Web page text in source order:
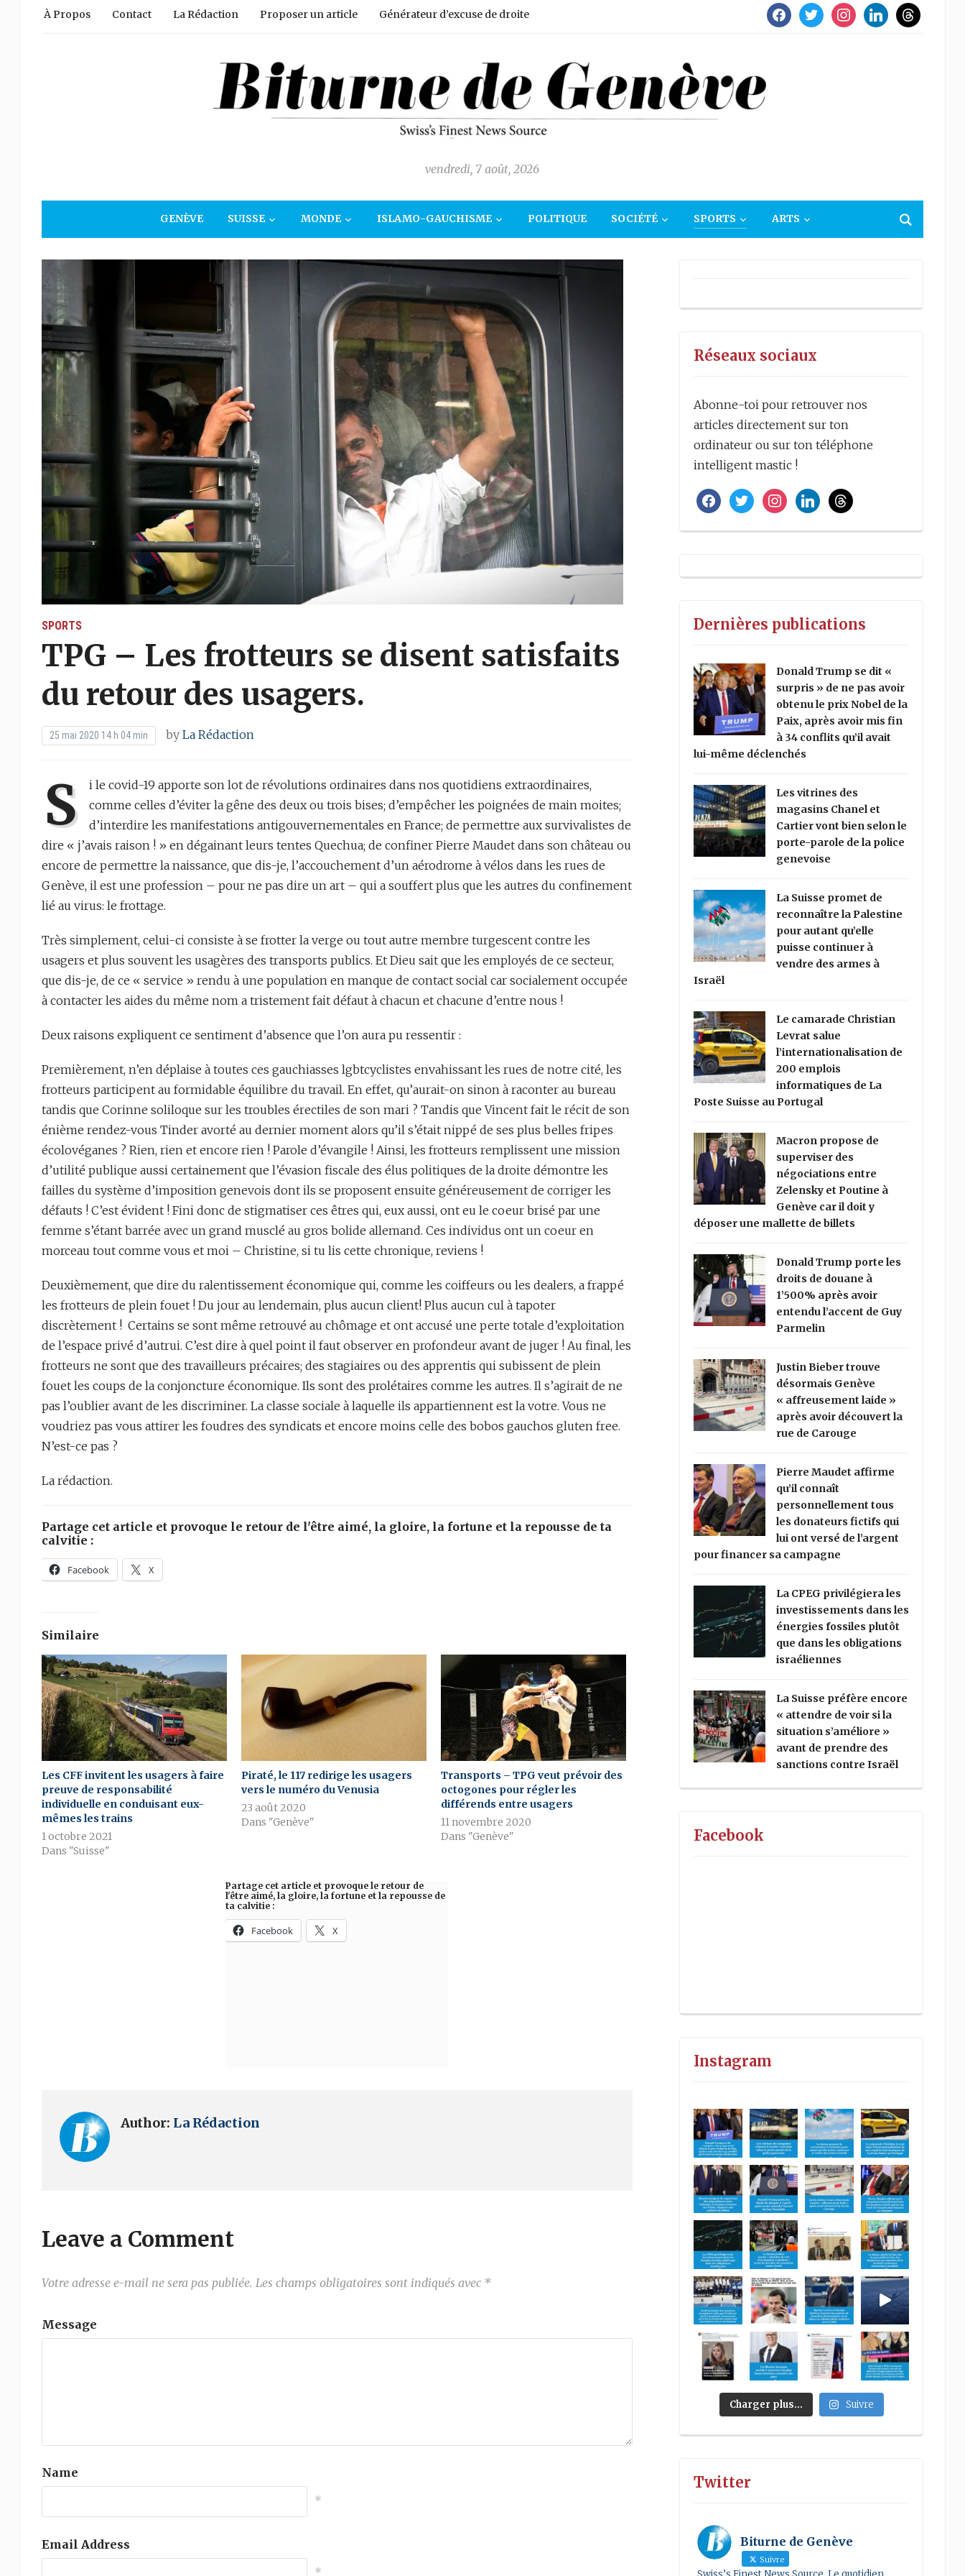
facebooktwitterinstagramlinkedinthreads
À Propos Contact La Rédaction Proposer un article Générateur d’excuse de droite
vendredi, 7 août, 2026
GENÈVE SUISSE MONDE ISLAMO-GAUCHISME POLITIQUE SOCIÉTÉ SPORTS ARTS
SPORTS
TPG – Les frotteurs se disent satisfaits
du retour des usagers.
25 mai 2020 14 h 04 min by La Rédaction
S
i le covid-19 apporte son lot de révolutions ordinaires dans nos quotidiens extraordinaires,
comme celles d’éviter la gêne des deux ou trois bises; d’empêcher les poignées de main moites;
d’interdire les manifestations antigouvernementales en France; de permettre aux survivalistes de
dire « j’avais raison ! » en dégainant leurs tentes Quechua; de confiner Pierre Maudet dans son château ou
encore de permettre la naissance, que dis-je, l’accouchement d’un aérodrome à vélos dans les rues de
Genève, il est une profession – pour ne pas dire un art – qui a souffert plus que les autres du confinement
lié au virus: le frottage.
Très simplement, celui-ci consiste à se frotter la verge ou tout autre membre turgescent contre les
usagers et plus souvent les usagères des transports publics. Et Dieu sait que les employés de ce secteur,
que dis-je, de ce « service » rendu à une population en manque de contact social car socialement occupée
à contacter les aides du même nom a tristement fait défaut à chacun et chacune d’entre nous !
Deux raisons expliquent ce sentiment d’absence que l’on aura pu ressentir :
Premièrement, n’en déplaise à toutes ces gauchiasses lgbtcyclistes envahissant les rues de notre cité, les
frotteurs participent au formidable équilibre du travail. En effet, qu’aurait-on sinon à raconter au bureau
tandis que Corinne soliloque sur les troubles érectiles de son mari ? Tandis que Vincent fait le récit de son
énième rendez-vous Tinder avorté au dernier moment alors qu’il s’était nippé de ses plus belles fripes
écolovéganes ? Rien, rien et encore rien ! Parole d’évangile ! Ainsi, les frotteurs remplissent une mission
d’utilité publique aussi certainement que l’évasion fiscale des élus politiques de la droite démontre les
failles du système d’imposition genevois dont ils se proposent ensuite généreusement de corriger les
défauts ! C’est évident ! Fini donc de stigmatiser ces êtres qui, eux aussi, ont eu le coeur brisé par une
femme s’étant barrée avec un grand musclé au gros bolide allemand. Ces individus ont un coeur en
morceau tout comme vous et moi – Christine, si tu lis cette chronique, reviens !
Deuxièmement, que dire du ralentissement économique qui, comme les coiffeurs ou les dealers, a frappé
les frotteurs de plein fouet ! Du jour au lendemain, plus aucun client! Plus aucun cul à tapoter
discrètement ! Certains se sont même retrouvé au chômage et ont accusé une perte totale d’exploitation
de l’espace privé d’autrui. C’est dire à quel point il faut observer en profondeur avant de juger ! Au final, les
frotteurs ne sont que des travailleurs précaires; des stagiaires ou des apprentis qui subissent de plein
fouet les coups de la conjoncture économique. Ils sont des prolétaires comme les autres. Il s’agirait de ne
pas l’oublier avant de les discriminer. La classe sociale à laquelle ils appartiennent est la votre. Vous ne
voudriez pas vous attirer les foudres des syndicats et encore moins celle des bobos gauchos gluten free.
N’est-ce pas ?
La rédaction.
Partage cet article et provoque le retour de l'être aimé, la gloire, la fortune et la repousse de ta
calvitie :
Facebook X
Similaire
Les CFF invitent les usagers à faire
preuve de responsabilité
individuelle en conduisant eux-
mêmes les trains
1 octobre 2021
Dans "Suisse"
Piraté, le 117 redirige les usagers
vers le numéro du Venusia
23 août 2020
Dans "Genève"
Transports – TPG veut prévoir des
octogones pour régler les
différends entre usagers
11 novembre 2020
Dans "Genève"
Author: La Rédaction
Leave a Comment
Votre adresse e-mail ne sera pas publiée. Les champs obligatoires sont indiqués avec *
Message
Name
*
Email Address
*
Réseaux sociaux
Abonne-toi pour retrouver nos
articles directement sur ton
ordinateur ou sur ton téléphone
intelligent mastic !
facebooktwitterinstagramlinkedinthreads
Dernières publications
Donald Trump se dit «
surpris » de ne pas avoir
obtenu le prix Nobel de la
Paix, après avoir mis fin
à 34 conflits qu’il avait
lui-même déclenchés
Les vitrines des
magasins Chanel et
Cartier vont bien selon le
porte-parole de la police
genevoise
La Suisse promet de
reconnaître la Palestine
pour autant qu’elle
puisse continuer à
vendre des armes à
Israël
Le camarade Christian
Levrat salue
l’internationalisation de
200 emplois
informatiques de La
Poste Suisse au Portugal
Macron propose de
superviser des
négociations entre
Zelensky et Poutine à
Genève car il doit y
déposer une mallette de billets
Donald Trump porte les
droits de douane à
1’500% après avoir
entendu l’accent de Guy
Parmelin
Justin Bieber trouve
désormais Genève
« affreusement laide »
après avoir découvert la
rue de Carouge
Pierre Maudet affirme
qu’il connaît
personnellement tous
les donateurs fictifs qui
lui ont versé de l’argent
pour financer sa campagne
La CPEG privilégiera les
investissements dans les
énergies fossiles plutôt
que dans les obligations
israéliennes
La Suisse préfère encore
« attendre de voir si la
situation s’améliore »
avant de prendre des
sanctions contre Israël
Facebook
Instagram
Charger plus… Suivre
Twitter
Biturne de Genève
Suivre